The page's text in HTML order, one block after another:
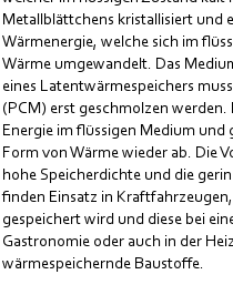
Metallblättchens kristallisiert und
Wärmenergie, welche sich im
Wärme umgewandelt. Das
eines Latentwärmespeichers
(PCM) erst geschmolzen
Energie im flüssigen Medium und
Form von Wärme wieder ab. Die
hohe Speicherdichte und die
finden Einsatz in
gespeichert wird und diese bei
Gastronomie oder auch in der
wärmespeichernde Baustoffe.